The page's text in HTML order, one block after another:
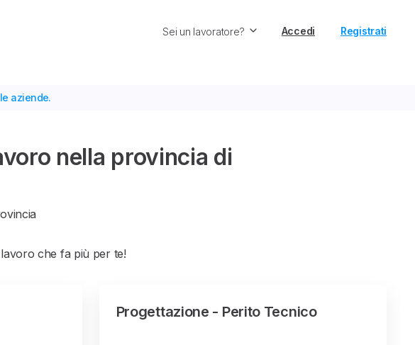
Sei un lavoratore? Accedi Registrati
nella provincia di
che fa più per te!
Progettazione - Perito Tecnico
aziende.